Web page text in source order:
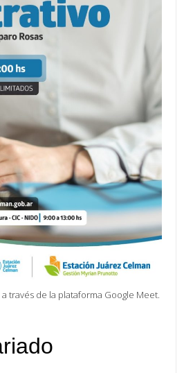
través de la plataforma Google Meet.